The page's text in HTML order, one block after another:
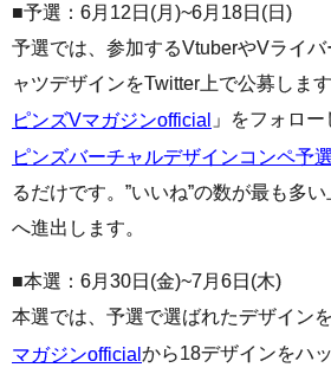
■予選：6月12日(月)~6月18日(日)
予選では、参加するVtuberやVライ
ャツデザインをTwitter上で公募しま
ピンズVマガジンofficial 」をフォロ
ピンズバーチャルデザインコンペ予選
るだけです。”いいね”の数が最も多
へ進出します。
■本選：6月30日(金)~7月6日(木)
本選では、予選で選ばれたデザインを
マガジンofficialから18デザインをハ